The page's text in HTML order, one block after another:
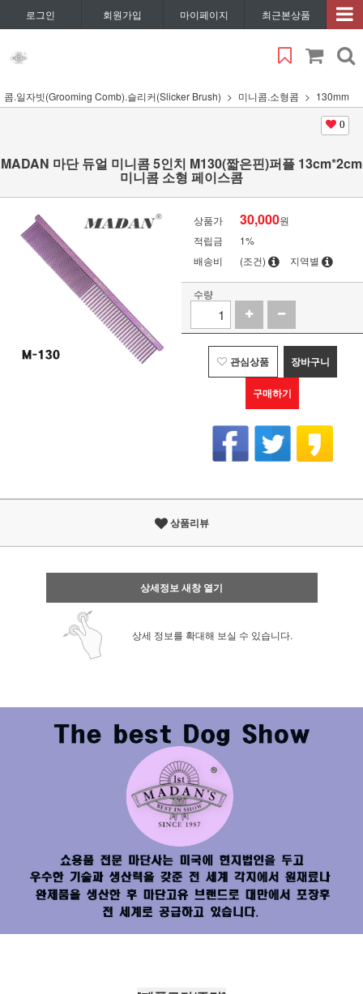
로그인 회원가입 마이페이지 최근본상품
콤.일자빗(Grooming Comb).슬리커(Slicker Brush) 미니콤.소형콤 130mm
0
MADAN 마단 듀얼 미니콤 5인치 M130(짧은핀)퍼플 13cm*2cm
미니콤 소형 페이스콤
상품가 30,000원
적립금
1%
배송비
(조건) 지역별
수량
관심상품 장바구니
구매하기
상품리뷰
상세정보 새창 열기
상세 정보를 확대해 보실 수 있습니다.